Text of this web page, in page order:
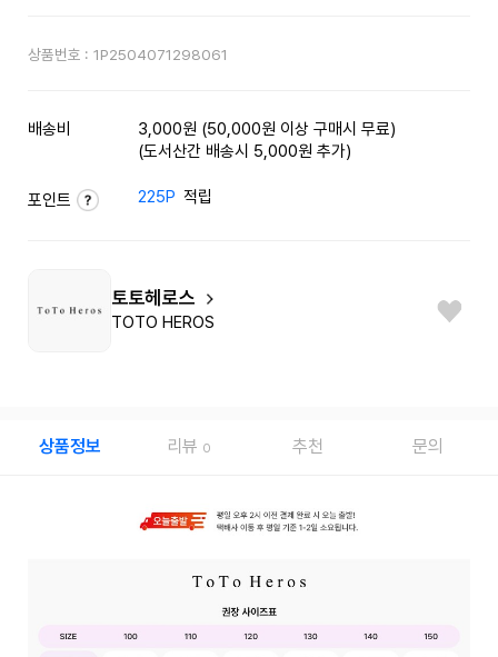
상품번호 : 1P2504071298061
배송비
3,000원 (50,000원 이상 구매시 무료)
(도서산간 배송시 5,000원 추가)
포인트 225P 적립
토토헤로스
TOTO HEROS
상품정보 리뷰 0 추천 문의